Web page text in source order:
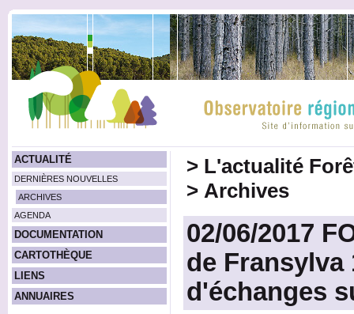
ACTUALITÉ
DERNIÈRES NOUVELLES
ARCHIVES
AGENDA
DOCUMENTATION
CARTOTHÈQUE
LIENS
ANNUAIRES
> L'actualité
> Archives
02/06/2017
de Fransylva
d'échanges